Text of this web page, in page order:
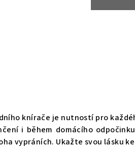
knírače je nutností pro
i během domácího
vypráních. Ukažte svou lásku